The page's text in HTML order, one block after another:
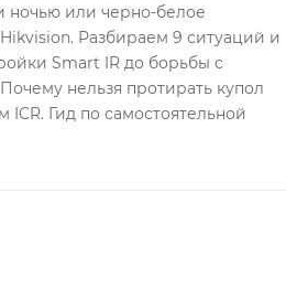
ночью или черно-белое
Разбираем 9 ситуаций и
Smart IR до борьбы с
нельзя протирать купол
Гид по самостоятельной